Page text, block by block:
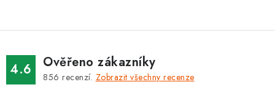
ZNAČKY
4.6 Ověřeno zákazníky
856 recenzí. Zobrazit všechny recenze